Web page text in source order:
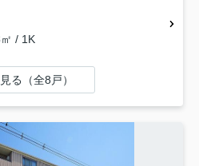
/ 1K
る（全8戸）